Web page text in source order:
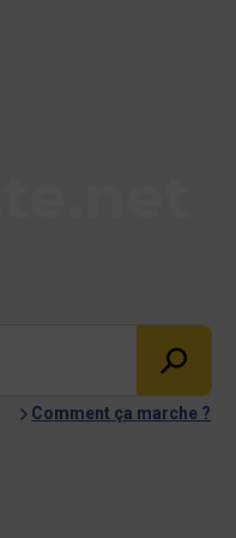
Comment ça marche ?